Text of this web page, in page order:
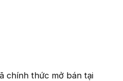
chính thức mở bán tại